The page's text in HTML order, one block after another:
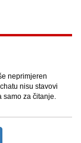
neprimjeren
nisu stavovi
samo za čitanje.